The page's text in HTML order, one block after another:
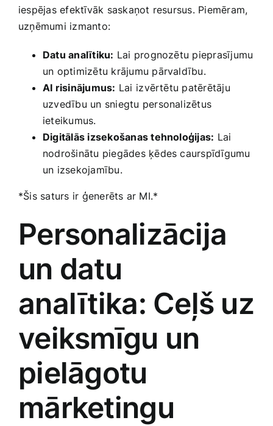
iespējas efektīvāk saskaņot resursus. Piemēram,
uzņēmumi izmanto:
Datu analītiku: Lai prognozētu pieprasījumu
un optimizētu krājumu ‌pārvaldību.
AI risinājumus: Lai ⁤izvērtētu patērētāju
uzvedību un sniegtu personalizētus
ieteikumus.
Digitālās izsekošanas tehnoloģijas: Lai
nodrošinātu piegādes ķēdes caurspīdīgumu
un izsekojamību.
*Šis saturs ir ģenerēts ar MI.*
Personalizācija
un datu‌
analītika: Ceļš uz
veiksmīgu un
pielāgotu
mārketingu